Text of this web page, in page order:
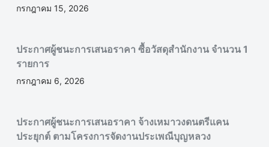
กรกฎาคม 15, 2026
ประกาศผู้ชนะการเสนอราคา ซื้อวัสดุสำนักงาน จำนวน 1
รายการ
กรกฎาคม 6, 2026
ประกาศผู้ชนะการเสนอราคา จ้างเหมาวงดนตรีแคน
ประยุกต์ ตามโครงการจัดงานประเพณีบุญหลวง